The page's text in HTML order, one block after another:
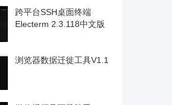
跨平台SSH桌面终端
Electerm 2.3.118中文版
浏览器数据迁徙工具V1.1